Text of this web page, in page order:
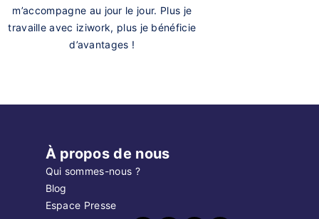
m’accompagne au jour le jour. Plus je
travaille avec iziwork, plus je bénéficie
d’avantages !
À propos de nous
Qui sommes-nous ?
Blog
Espace Presse